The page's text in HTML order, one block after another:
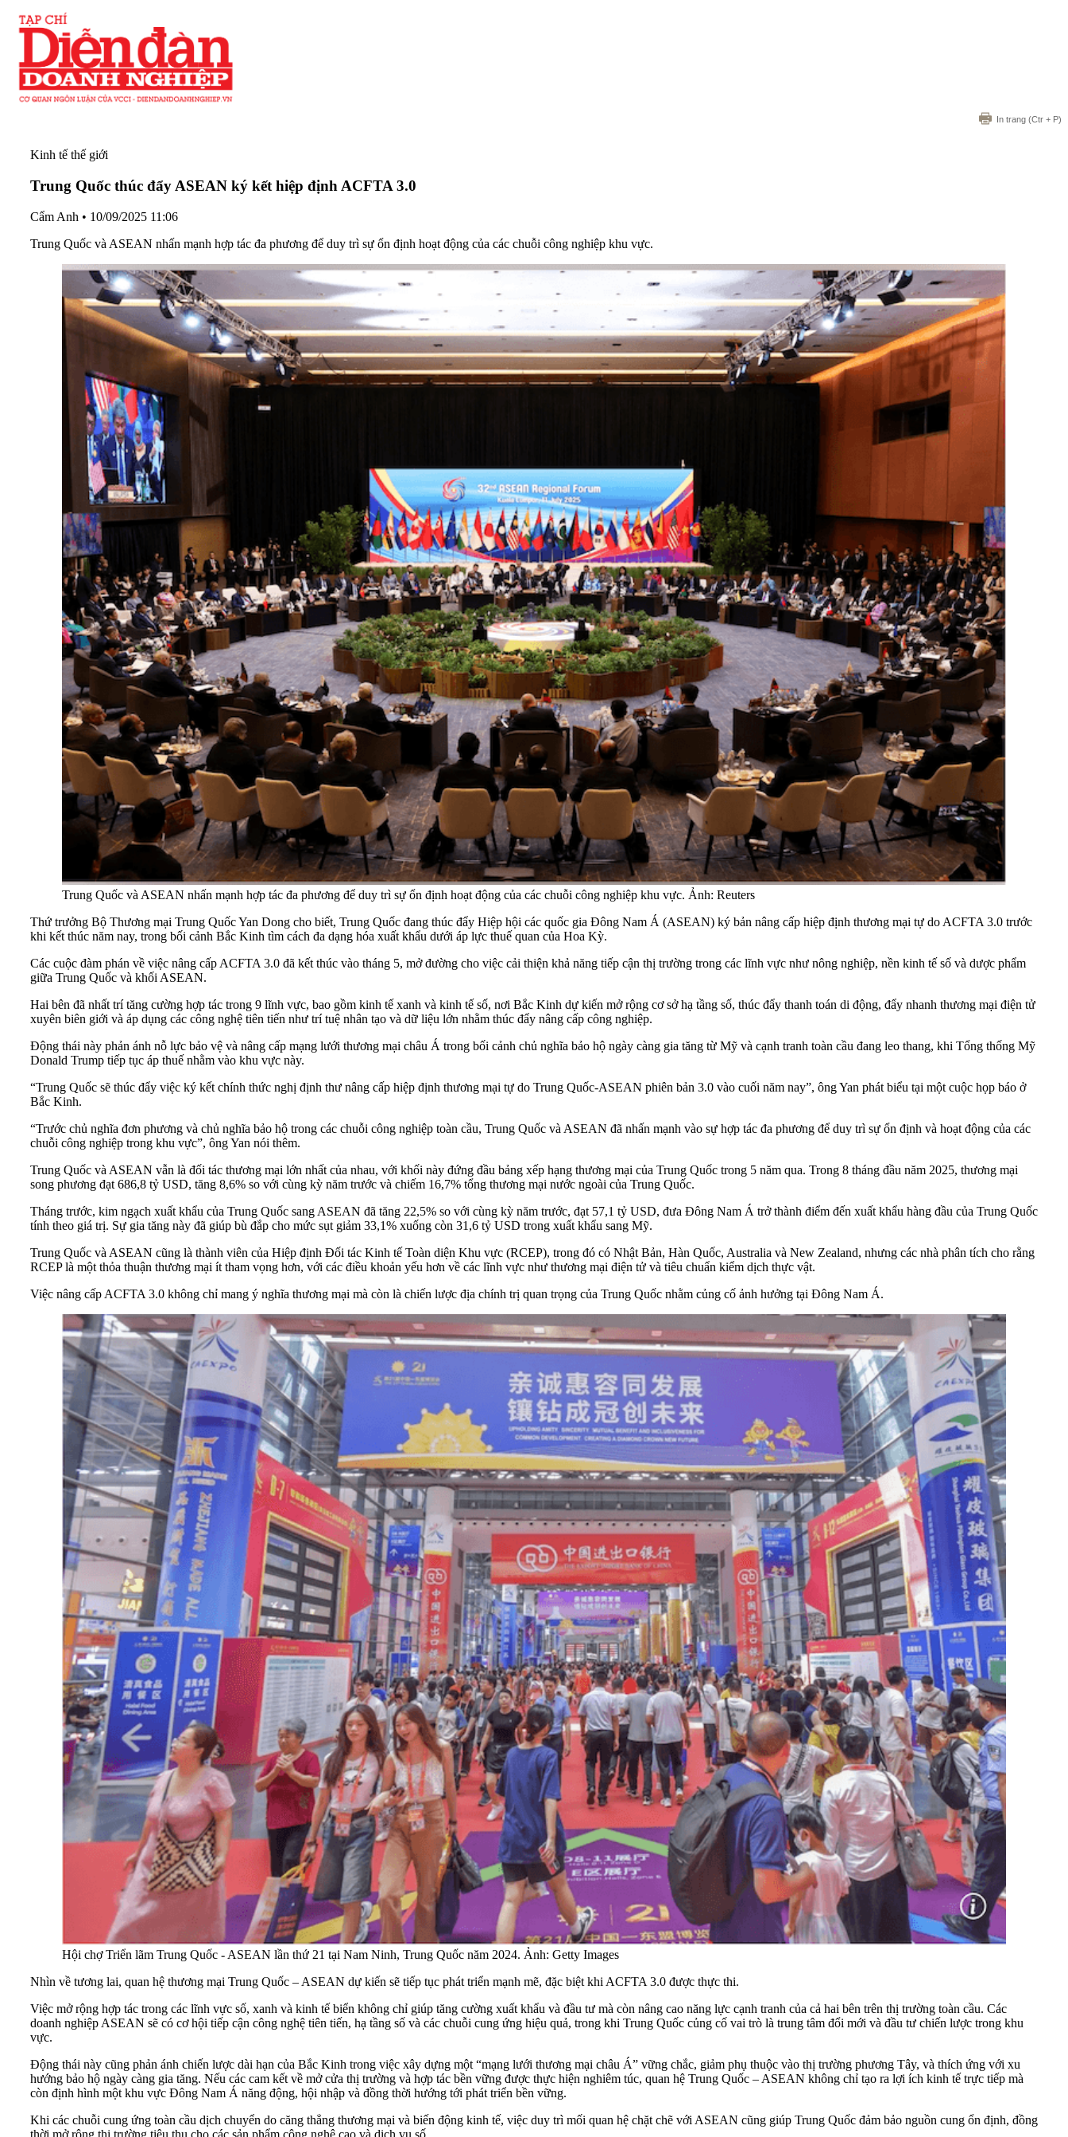
In trang (Ctr + P)
Kinh tế thế giới
Trung Quốc thúc đẩy ASEAN ký kết hiệp định ACFTA 3.0
Cẩm Anh • 10/09/2025 11:06
Trung Quốc và ASEAN nhấn mạnh hợp tác đa phương để duy trì sự ổn định hoạt động của các chuỗi công nghiệp khu vực.
Trung Quốc và ASEAN nhấn mạnh hợp tác đa phương để duy trì sự ổn định hoạt động của các chuỗi công nghiệp khu vực. Ảnh: Reuters
Thứ trưởng Bộ Thương mại Trung Quốc Yan Dong cho biết, Trung Quốc đang thúc đẩy Hiệp hội các quốc gia Đông Nam Á (ASEAN) ký bản nâng cấp hiệp định thương mại tự do ACFTA 3.0 trước
khi kết thúc năm nay, trong bối cảnh Bắc Kinh tìm cách đa dạng hóa xuất khẩu dưới áp lực thuế quan của Hoa Kỳ.
Các cuộc đàm phán về việc nâng cấp ACFTA 3.0 đã kết thúc vào tháng 5, mở đường cho việc cải thiện khả năng tiếp cận thị trường trong các lĩnh vực như nông nghiệp, nền kinh tế số và dược phẩm
giữa Trung Quốc và khối ASEAN.
Hai bên đã nhất trí tăng cường hợp tác trong 9 lĩnh vực, bao gồm kinh tế xanh và kinh tế số, nơi Bắc Kinh dự kiến mở rộng cơ sở hạ tầng số, thúc đẩy thanh toán di động, đẩy nhanh thương mại điện tử
xuyên biên giới và áp dụng các công nghệ tiên tiến như trí tuệ nhân tạo và dữ liệu lớn nhằm thúc đẩy nâng cấp công nghiệp.
Động thái này phản ánh nỗ lực bảo vệ và nâng cấp mạng lưới thương mại châu Á trong bối cảnh chủ nghĩa bảo hộ ngày càng gia tăng từ Mỹ và cạnh tranh toàn cầu đang leo thang, khi Tổng thống Mỹ
Donald Trump tiếp tục áp thuế nhằm vào khu vực này.
“Trung Quốc sẽ thúc đẩy việc ký kết chính thức nghị định thư nâng cấp hiệp định thương mại tự do Trung Quốc-ASEAN phiên bản 3.0 vào cuối năm nay”, ông Yan phát biểu tại một cuộc họp báo ở
Bắc Kinh.
“Trước chủ nghĩa đơn phương và chủ nghĩa bảo hộ trong các chuỗi công nghiệp toàn cầu, Trung Quốc và ASEAN đã nhấn mạnh vào sự hợp tác đa phương để duy trì sự ổn định và hoạt động của các
chuỗi công nghiệp trong khu vực”, ông Yan nói thêm.
Trung Quốc và ASEAN vẫn là đối tác thương mại lớn nhất của nhau, với khối này đứng đầu bảng xếp hạng thương mại của Trung Quốc trong 5 năm qua. Trong 8 tháng đầu năm 2025, thương mại
song phương đạt 686,8 tỷ USD, tăng 8,6% so với cùng kỳ năm trước và chiếm 16,7% tổng thương mại nước ngoài của Trung Quốc.
Tháng trước, kim ngạch xuất khẩu của Trung Quốc sang ASEAN đã tăng 22,5% so với cùng kỳ năm trước, đạt 57,1 tỷ USD, đưa Đông Nam Á trở thành điểm đến xuất khẩu hàng đầu của Trung Quốc
tính theo giá trị. Sự gia tăng này đã giúp bù đắp cho mức sụt giảm 33,1% xuống còn 31,6 tỷ USD trong xuất khẩu sang Mỹ.
Trung Quốc và ASEAN cũng là thành viên của Hiệp định Đối tác Kinh tế Toàn diện Khu vực (RCEP), trong đó có Nhật Bản, Hàn Quốc, Australia và New Zealand, nhưng các nhà phân tích cho rằng
RCEP là một thỏa thuận thương mại ít tham vọng hơn, với các điều khoản yếu hơn về các lĩnh vực như thương mại điện tử và tiêu chuẩn kiểm dịch thực vật.
Việc nâng cấp ACFTA 3.0 không chỉ mang ý nghĩa thương mại mà còn là chiến lược địa chính trị quan trọng của Trung Quốc nhằm củng cố ảnh hưởng tại Đông Nam Á.
Hội chợ Triển lãm Trung Quốc - ASEAN lần thứ 21 tại Nam Ninh, Trung Quốc năm 2024. Ảnh: Getty Images
Nhìn về tương lai, quan hệ thương mại Trung Quốc – ASEAN dự kiến sẽ tiếp tục phát triển mạnh mẽ, đặc biệt khi ACFTA 3.0 được thực thi.
Việc mở rộng hợp tác trong các lĩnh vực số, xanh và kinh tế biển không chỉ giúp tăng cường xuất khẩu và đầu tư mà còn nâng cao năng lực cạnh tranh của cả hai bên trên thị trường toàn cầu. Các
doanh nghiệp ASEAN sẽ có cơ hội tiếp cận công nghệ tiên tiến, hạ tầng số và các chuỗi cung ứng hiệu quả, trong khi Trung Quốc củng cố vai trò là trung tâm đổi mới và đầu tư chiến lược trong khu
vực.
Động thái này cũng phản ánh chiến lược dài hạn của Bắc Kinh trong việc xây dựng một “mạng lưới thương mại châu Á” vững chắc, giảm phụ thuộc vào thị trường phương Tây, và thích ứng với xu
hướng bảo hộ ngày càng gia tăng. Nếu các cam kết về mở cửa thị trường và hợp tác bền vững được thực hiện nghiêm túc, quan hệ Trung Quốc – ASEAN không chỉ tạo ra lợi ích kinh tế trực tiếp mà
còn định hình một khu vực Đông Nam Á năng động, hội nhập và đồng thời hướng tới phát triển bền vững.
Khi các chuỗi cung ứng toàn cầu dịch chuyển do căng thẳng thương mại và biến động kinh tế, việc duy trì mối quan hệ chặt chẽ với ASEAN cũng giúp Trung Quốc đảm bảo nguồn cung ổn định, đồng
thời mở rộng thị trường tiêu thụ cho các sản phẩm công nghệ cao và dịch vụ số.